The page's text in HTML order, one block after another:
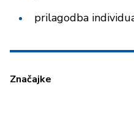
prilagodba
Značajke